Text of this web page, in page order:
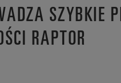
SZYBKIE
RAPTOR